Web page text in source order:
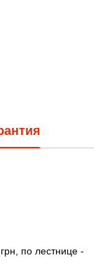
по лестнице -